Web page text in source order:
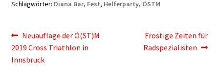
Schlagwörter: Diana Bar, Fest, Helferparty, ÖSTM
Beitragsnavigation
Vorheriger
Beitrag:
Neuauflage der Ö(ST)M
2019 Cross Triathlon in
Innsbruck
Nächster
Beitrag:
Frostige Zeiten für
Radspezialisten